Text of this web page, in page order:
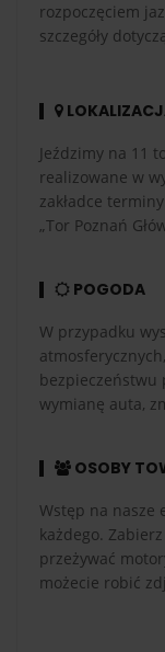
rozpoczęciem
szczegóły
Jeździmy na 11
realizowane w
zakładce
„Tor Poznań
POGODA
W przypadku
bezpieczeństwu
wymianę auta,
OSOBY
Wstęp na nasze
każdego.
przeżywać
możecie robić